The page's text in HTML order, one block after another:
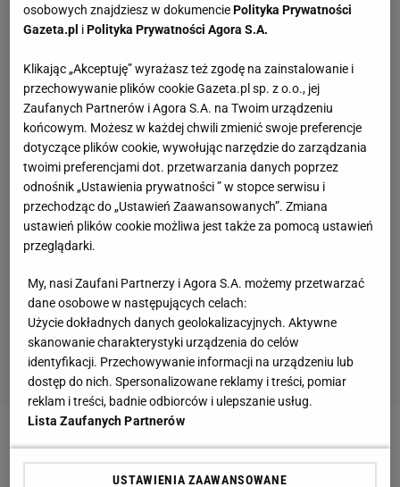
Zobacz wideoBurza po meczu Polska - Portugalia.
Cristiano Ronaldo w roli głównej
osobowych znajdziesz w dokumenciePolityka Prywatności
Gazeta.pl iPolityka Prywatności Agora S.A.
Klikając „Akceptuję” wyrażasz też zgodę na zainstalowanie i
przechowywanie plików cookie Gazeta.pl sp. z o.o., jej
Zaufanych Partnerów i Agora S.A. na Twoim urządzeniu
końcowym. Możesz w każdej chwili zmienić swoje preferencje
dotyczące plików cookie, wywołując narzędzie do zarządzania
twoimi preferencjami dot. przetwarzania danych poprzez
odnośnik „Ustawienia prywatności ” w stopce serwisu i
przechodząc do „Ustawień Zaawansowanych”. Zmiana
ustawień plików cookie możliwa jest także za pomocą ustawień
przeglądarki.
My, nasi Zaufani Partnerzy i Agora S.A. możemy przetwarzać
dane osobowe w następujących celach:
Użycie dokładnych danych geolokalizacyjnych. Aktywne
skanowanie charakterystyki urządzenia do celów
identyfikacji. Przechowywanie informacji na urządzeniu lub
dostęp do nich. Spersonalizowane reklamy i treści, pomiar
reklam i treści, badnie odbiorców i ulepszanie usług.
Lista Zaufanych Partnerów
USTAWIENIA ZAAWANSOWANE